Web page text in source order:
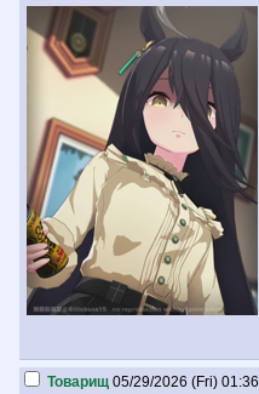
Товарищ 05/29/2026 (Fri) 01:36